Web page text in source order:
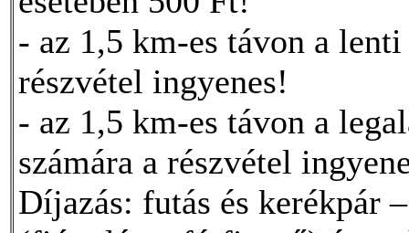
- az 1,5 km-es távon a
részvétel ingyenes!
- az 1,5 km-es távon a
számára a részvétel
Díjazás: futás és kerékpár